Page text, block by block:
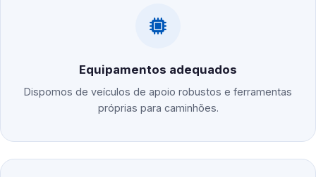
Equipamentos adequados
Dispomos de veículos de apoio robustos e ferramentas
próprias para caminhões.